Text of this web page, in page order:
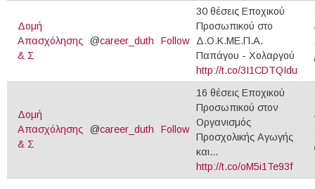
Δομή
Απασχόλησης
& Σ
@career_duth Follow
30 θέσεις Εποχικού
Προσωπικού στο
Δ.Ο.Κ.ΜΕ.Π.Α.
Παπάγου - Χολαργού
http://t.co/3I1CDTQIdu
Δομή
Απασχόλησης
& Σ
@career_duth Follow
16 θέσεις Εποχικού
Προσωπικού στον
Οργανισμός
Προσχολικής Αγωγής
και...
http://t.co/oM5i1Te93f